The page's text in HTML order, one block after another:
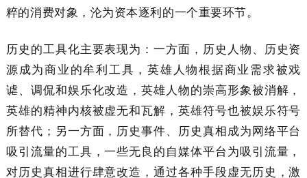
粹的消费对象，沦为资本逐利的一个重要环节。
历史的工具化主要表现为：一方面，历史人物、历史资
源成为商业的牟利工具，英雄人物根据商业需求被戏
谑、调侃和娱乐化改造，英雄人物的崇高形象被消解，
英雄的精神内核被虚无和瓦解，英雄符号也被娱乐符号
所替代；另一方面，历史事件、历史真相成为网络平台
吸引流量的工具，一些无良的自媒体平台为吸引流量，
对历史真相进行肆意改造，通过各种手段虚无历史，激